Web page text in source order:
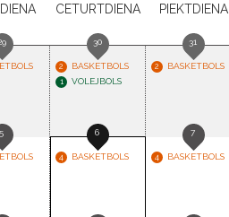
CETURTDIENA P IEKTDIENA
30
2 BASKETBOLS
1 VOLEJBOLS
31
2 BASKETBOLS
5 6
4 BASKETBOLS
7
4 BASKETBOLS